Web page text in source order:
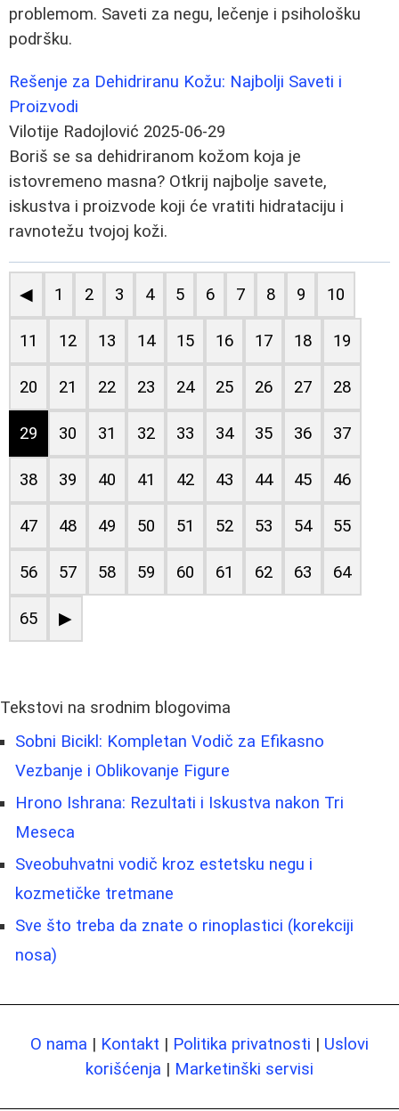
problemom. Saveti za negu, lečenje i psihološku
podršku.
Rešenje za Dehidriranu Kožu: Najbolji Saveti i
Proizvodi
Vilotije Radojlović 2025-06-29
Boriš se sa dehidriranom kožom koja je
istovremeno masna? Otkrij najbolje savete,
iskustva i proizvode koji će vratiti hidrataciju i
ravnotežu tvojoj koži.
◀ 1 2 3 4 5 6 7 8 9 10
11 12 13 14 15 16 17 18 19
20 21 22 23 24 25 26 27 28
29 30 31 32 33 34 35 36 37
38 39 40 41 42 43 44 45 46
47 48 49 50 51 52 53 54 55
56 57 58 59 60 61 62 63 64
65 ▶
Tekstovi na srodnim blogovima
Sobni Bicikl: Kompletan Vodič za Efikasno
Vezbanje i Oblikovanje Figure
Hrono Ishrana: Rezultati i Iskustva nakon Tri
Meseca
Sveobuhvatni vodič kroz estetsku negu i
kozmetičke tretmane
Sve što treba da znate o rinoplastici (korekciji
nosa)
O nama | Kontakt | Politika privatnosti | Uslovi
korišćenja | Marketinški servisi